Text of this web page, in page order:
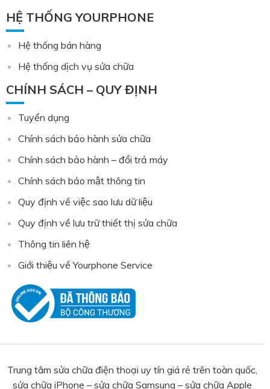
HỆ THỐNG YOURPHONE
Hệ thống bán hàng
Hệ thống dịch vụ sửa chữa
CHÍNH SÁCH – QUY ĐỊNH
Tuyển dụng
Chính sách bảo hành sửa chữa
Chính sách bảo hành – đổi trả máy
Chính sách bảo mật thông tin
Quy định về việc sao lưu dữ liệu
Quy định về lưu trữ thiết thị sửa chữa
Thông tin liên hệ
Giới thiệu về Yourphone Service
Trung tâm sửa chữa điện thoại uy tín giá rẻ trên toàn quốc,
sửa chữa iPhone – sửa chữa Samsung – sửa chữa Apple